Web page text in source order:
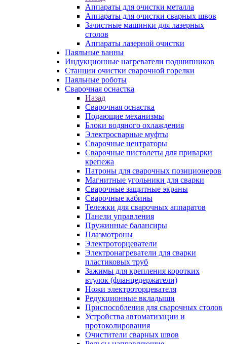
Аппараты для очистки металла
Аппараты для очистки сварных швов
Зачистные машинки для лазерных
столов
Аппараты лазерной очистки
Паяльные ванны
Индукционные нагреватели подшипников
Станции очистки сварочной горелки
Паяльные роботы
Сварочная оснастка
Назад
Сварочная оснастка
Подающие механизмы
Блоки водяного охлаждения
Электросварные муфты
Сварочные центраторы
Сварочные пистолеты для приварки
крепежа
Патроны для сварочных позиционеров
Магнитные угольники для сварки
Сварочные защитные экраны
Сварочные кабины
Тележки для сварочных аппаратов
Панели управления
Пружинные балансиры
Плазмотроны
Электроторцеватели
Электронагреватели для сварки
пластиковых труб
Зажимы для крепления коротких
втулок (фланцедержатели)
Ножи электроторцевателя
Редукционные вкладыши
Приспособления для сварочных столов
Устройства автоматизации и
протоколирования
Очистители сварных швов